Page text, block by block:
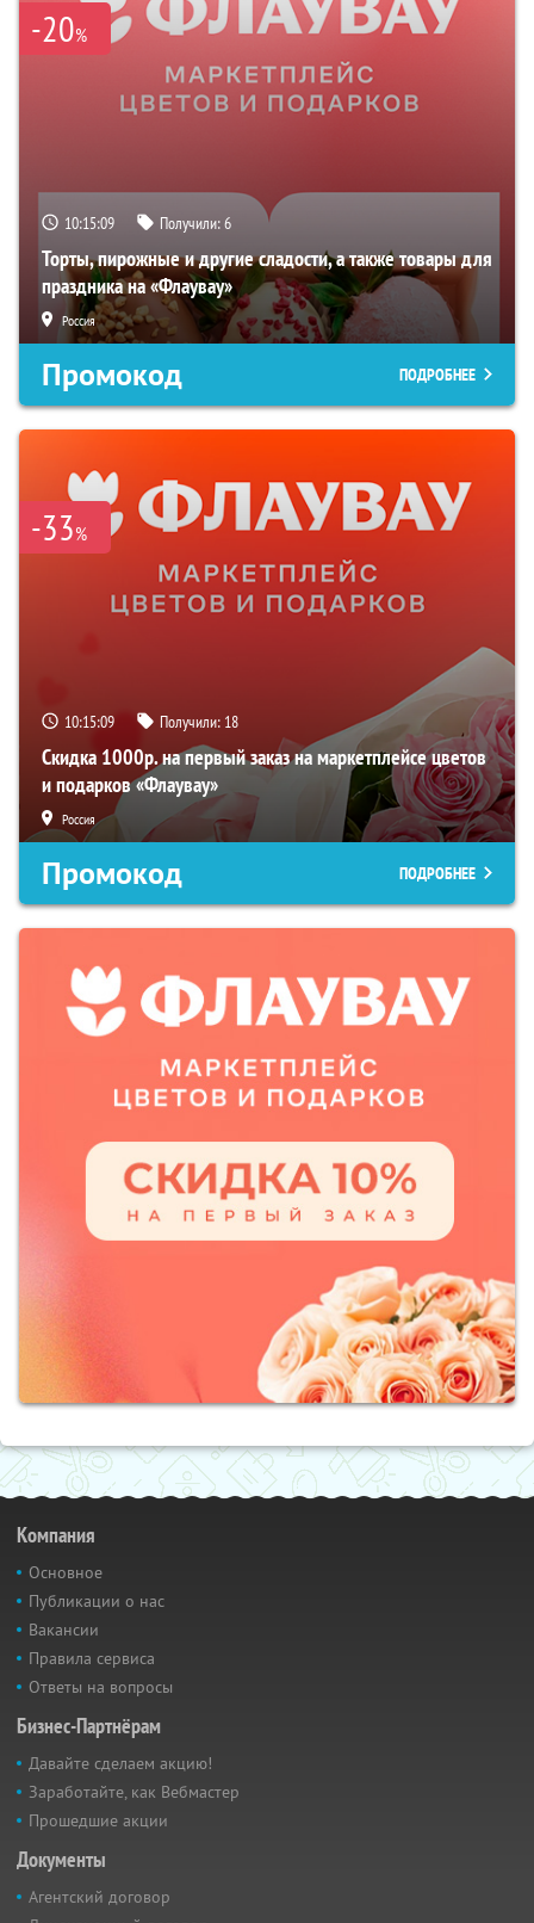
-20%
10:15:08 Получили:6
Торты, пирожные и другие сладости, а также товары для
праздника на «Флаувау»
Россия
Промокод ПОДРОБНЕЕ
-33%
10:15:08 Получили: 18
Скидка 1000р. на первый заказ на маркетплейсе цветов
и подарков «Флаувау»
Россия
Промокод ПОДРОБНЕЕ
Компания
Основное
Публикации о нас
Вакансии
Правила сервиса
Ответы на вопросы
Бизнес-Партнёрам
Давайте сделаем акцию!
Заработайте, как Вебмастер
Прошедшие акции
Документы
Агентский договор